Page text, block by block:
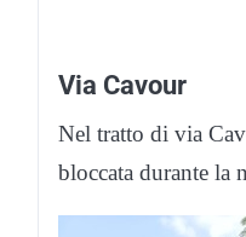
Via Cavour
Nel tratto di via
bloccata durante la